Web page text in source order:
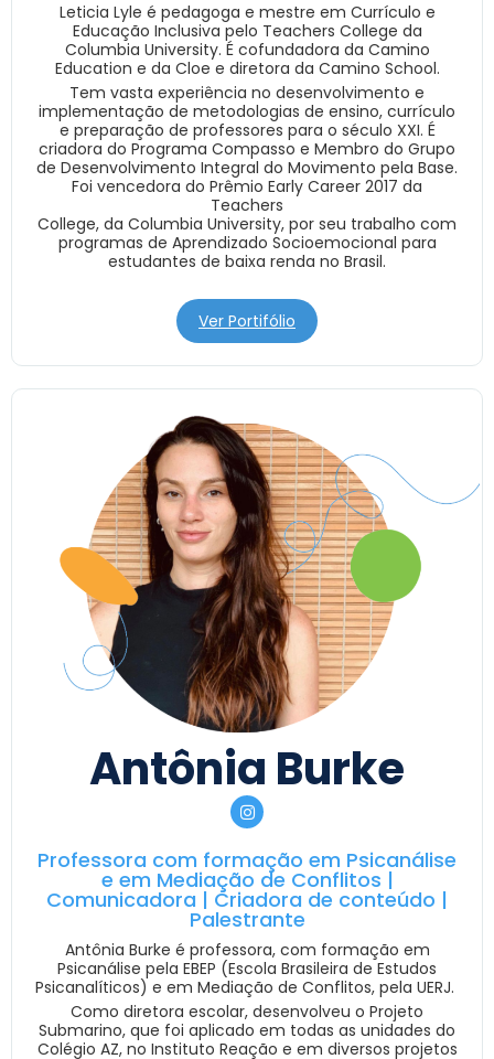
Leticia Lyle é pedagoga e mestre em Currículo e
Educação Inclusiva pelo Teachers College da
Columbia University. É cofundadora da Camino
Education e da Cloe e diretora da Camino School.
Tem vasta experiência no desenvolvimento e
implementação de metodologias de ensino, currículo
e preparação de professores para o século XXI. É
criadora do Programa Compasso e Membro do Grupo
de Desenvolvimento Integral do Movimento pela Base.
Foi vencedora do Prêmio Early Career 2017 da
Teachers
College, da Columbia University, por seu trabalho com
programas de Aprendizado Socioemocional para
estudantes de baixa renda no Brasil.
Ver Portifólio
Antônia Burke
Professora com formação em Psicanálise
e em Mediação de Conflitos |
Comunicadora | Criadora de conteúdo |
Palestrante
Antônia Burke é professora, com formação em
Psicanálise pela EBEP (Escola Brasileira de Estudos
Psicanalíticos) e em Mediação de Conflitos, pela UERJ.
Como diretora escolar, desenvolveu o Projeto
Submarino, que foi aplicado em todas as unidades do
Colégio AZ, no Instituto Reação e em diversos projetos